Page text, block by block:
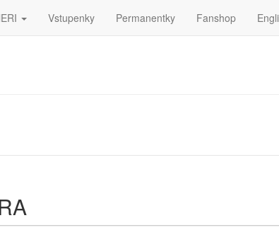
Vstupenky Permanentky Fanshop